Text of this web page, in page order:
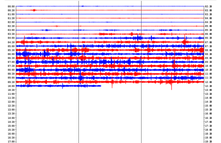
00:00
00:30
01:00
01:30
02:00
02:30
03:00
03:30
04:00
04:30
05:00
05:30
06:00
06:30
07:00
07:30
08:00
08:30
09:00
09:30
10:00
10:30
11:00
11:30
12:00
12:30
13:00
13:30
14:00
14:30
15:00
15:30
16:00
16:30
17:00
02:30
03:00
03:30
04:00
04:30
05:00
05:30
06:00
06:30
07:00
07:30
08:00
08:30
09:00
09:30
10:00
10:30
11:00
11:30
12:00
12:30
13:00
13:30
14:00
14:30
15:00
15:30
16:00
16:30
17:00
17:30
18:00
18:30
19:00
19:30